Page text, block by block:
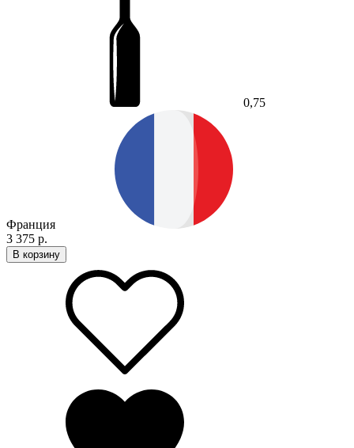
0,75
Франция
3 375 р.
В корзину